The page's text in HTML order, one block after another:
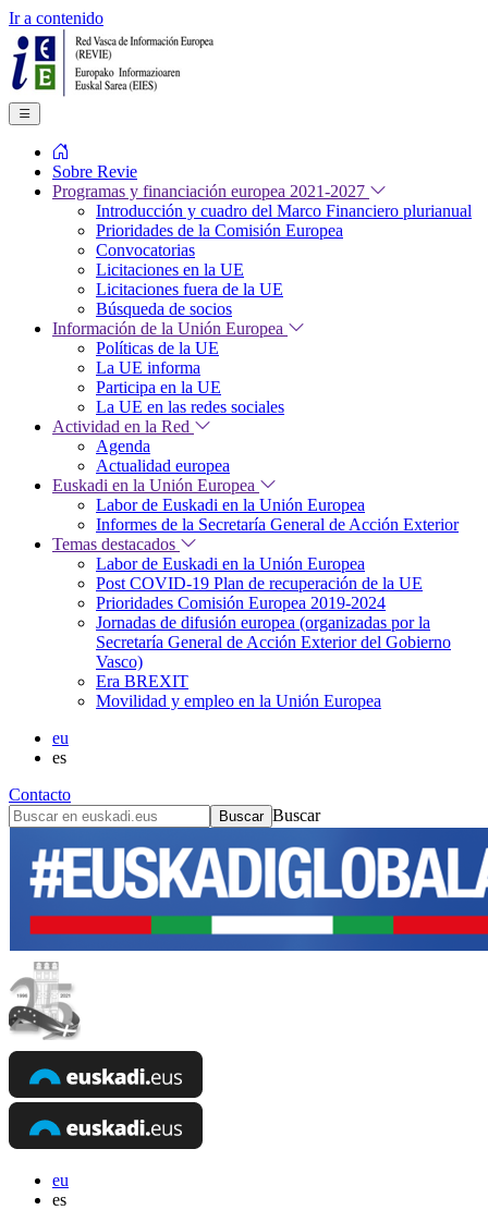
Ir a contenido
Sobre Revie
Programas y financiación europea 2021-2027
Introducción y cuadro del Marco Financiero plurianual
Prioridades de la Comisión Europea
Convocatorias
Licitaciones en la UE
Licitaciones fuera de la UE
Búsqueda de socios
Información de la Unión Europea
Políticas de la UE
La UE informa
Participa en la UE
La UE en las redes sociales
Actividad en la Red
Agenda
Actualidad europea
Euskadi en la Unión Europea
Labor de Euskadi en la Unión Europea
Informes de la Secretaría General de Acción Exterior
Temas destacados
Labor de Euskadi en la Unión Europea
Post COVID-19 Plan de recuperación de la UE
Prioridades Comisión Europea 2019-2024
Jornadas de difusión europea (organizadas por la
Secretaría General de Acción Exterior del Gobierno
Vasco)
Era BREXIT
Movilidad y empleo en la Unión Europea
eu
es
Contacto
Buscar
eu
es